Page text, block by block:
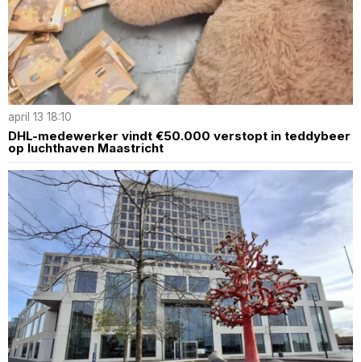
april 13 18:10
DHL-medewerker vindt €50.000 verstopt in teddybeer
op luchthaven Maastricht